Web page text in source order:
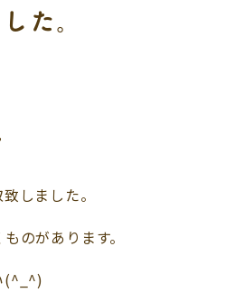
た。
しました。
のがあります。
(^_^)